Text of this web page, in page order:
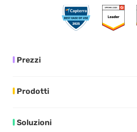
Prezzi
Prodotti
Soluzioni